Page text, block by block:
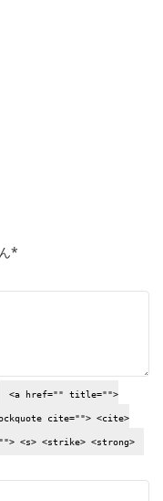
*
<a href="" title="">
cite=""> <cite>
<s> <strike> <strong>